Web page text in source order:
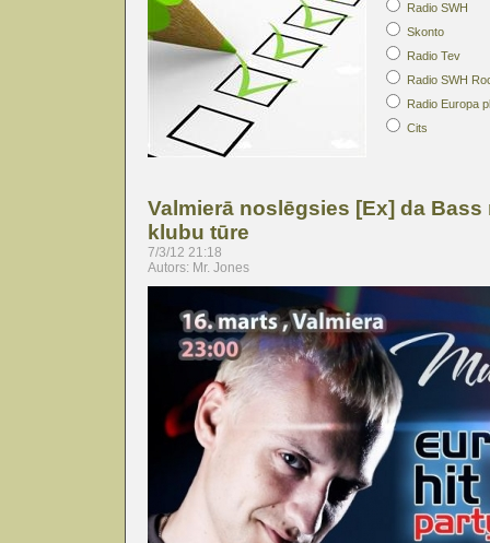
Radio SWH
Skonto
Radio Tev
Radio SWH
Radio Europa
Cits
Valmierā noslēgsies [Ex] da
klubu tūre
7/3/12 21:18
Autors: Mr. Jones